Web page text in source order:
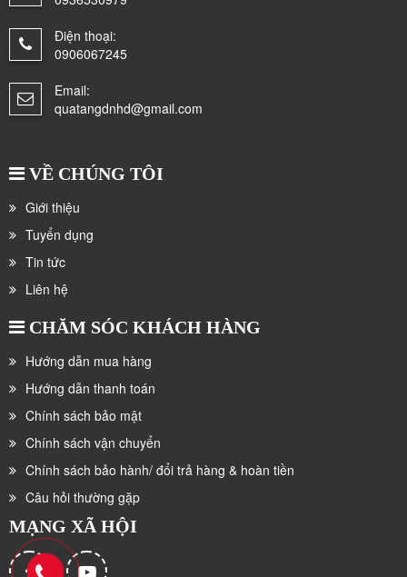
Điện thoại:
0906067245
Email:
quatangdnhd@gmail.com
VỀ CHÚNG TÔI
Giới thiệu
Tuyển dụng
Tin tức
Liên hệ
CHĂM SÓC KHÁCH HÀNG
Hướng dẫn mua hàng
Hướng dẫn thanh toán
Chính sách bảo mật
Chính sách vận chuyển
Chính sách bảo hành/ đổi trả hàng & hoàn tiền
Câu hỏi thường gặp
MẠNG XÃ HỘI